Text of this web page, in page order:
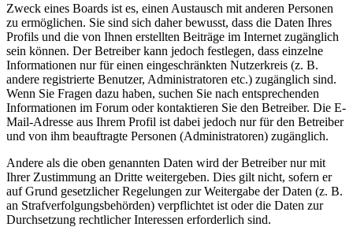
Zweck eines Boards ist es, einen Austausch mit anderen Personen
zu ermöglichen. Sie sind sich daher bewusst, dass die Daten Ihres
Profils und die von Ihnen erstellten Beiträge im Internet zugänglich
sein können. Der Betreiber kann jedoch festlegen, dass einzelne
Informationen nur für einen eingeschränkten Nutzerkreis (z. B.
andere registrierte Benutzer, Administratoren etc.) zugänglich sind.
Wenn Sie Fragen dazu haben, suchen Sie nach entsprechenden
Informationen im Forum oder kontaktieren Sie den Betreiber. Die E-
Mail-Adresse aus Ihrem Profil ist dabei jedoch nur für den Betreiber
und von ihm beauftragte Personen (Administratoren) zugänglich.
Andere als die oben genannten Daten wird der Betreiber nur mit
Ihrer Zustimmung an Dritte weitergeben. Dies gilt nicht, sofern er
auf Grund gesetzlicher Regelungen zur Weitergabe der Daten (z. B.
an Strafverfolgungsbehörden) verpflichtet ist oder die Daten zur
Durchsetzung rechtlicher Interessen erforderlich sind.